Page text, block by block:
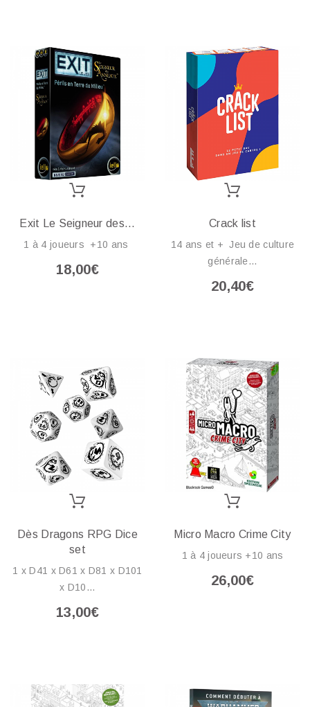
Exit Le Seigneur des...
1 à 4 joueurs +10 ans
18,00€
Crack list
14 ans et + Jeu de culture
générale...
20,40€
Dès Dragons RPG Dice
set
1 x D41 x D61 x D81 x D101
x D10...
13,00€
Micro Macro Crime City
1 à 4 joueurs +10 ans
26,00€